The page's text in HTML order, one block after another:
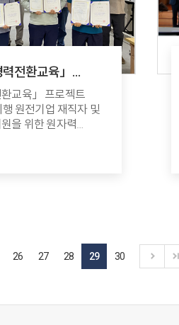
면서 원전해체 추진
체 R&D 예타도
기업들에게 기회를
지를 위한 기회를
말했다.강경성 산업부
체연구소 설립과
전환교육」
교육 시행
교육」 프로젝트
원전기업 재직자 및
을 위한 원자력
6월 28일부터 5일간
목적으로 시행한
2년 이상 경력을
자와 퇴직자 11명을
로 구성되었다.
26 27 28 29 30